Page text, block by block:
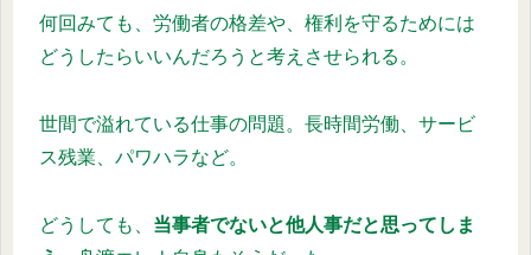
何回みても、労働者の格差や、権利を守るためには
どうしたらいいんだろうと考えさせられる。
世間で溢れている仕事の問題。長時間労働、サービ
ス残業、パワハラなど。
どうしても、 当事者でないと他人事だと思ってしま